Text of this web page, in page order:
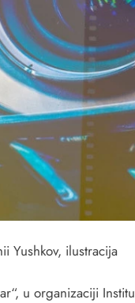
Yushkov, ilustracija
u organizaciji